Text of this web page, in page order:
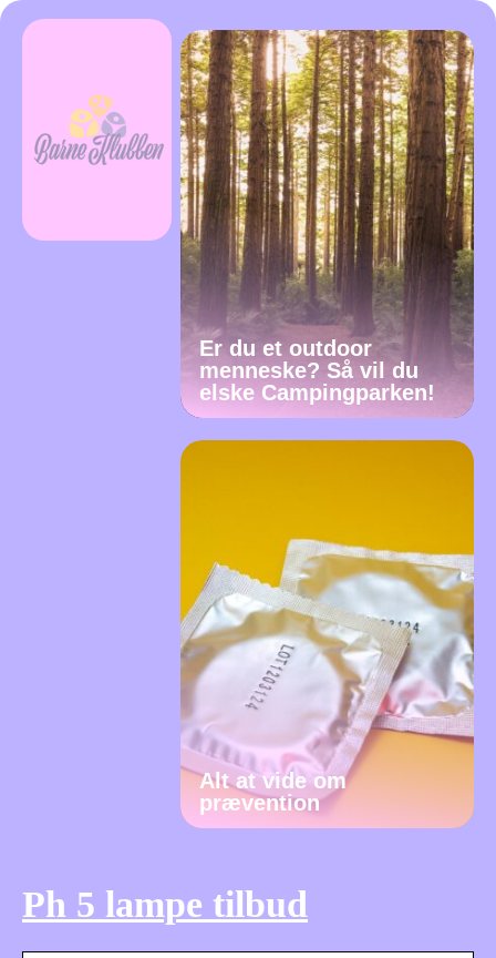
Er du et outdoor
menneske? Så vil du
elske Campingparken!
Alt at vide om
prævention
Ph 5 lampe tilbud